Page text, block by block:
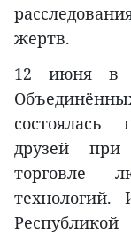
жертв.
12 июня в
состоялась
друзей
торговле
технологий.